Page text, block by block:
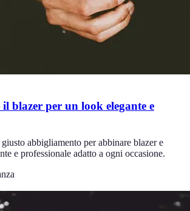
blazer per un look elegante e
abbigliamento per abbinare blazer e
e professionale adatto a ogni occasione.